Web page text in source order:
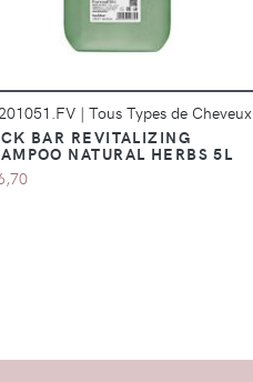
| Tous Types de Cheveux
BAR REVITALIZING
NATURAL HERBS 5L